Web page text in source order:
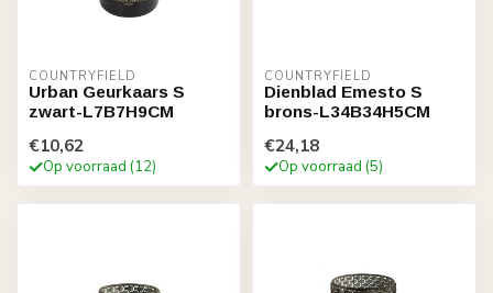
COUNTRYFIELD
Urban Geurkaars S
zwart-L7B7H9CM
€10,62
Op voorraad (12)
COUNTRYFIELD
Dienblad Emesto S
brons-L34B34H5CM
€24,18
Op voorraad (5)